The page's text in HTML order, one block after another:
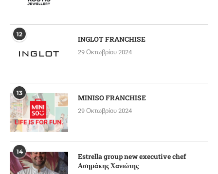
12 INGLOT FRANCHISE
29 Οκτωβρίου 2024
13 MINISO FRANCHISE
29 Οκτωβρίου 2024
14
Estrella group new executive chef
Ασημάκης Χανιώτης